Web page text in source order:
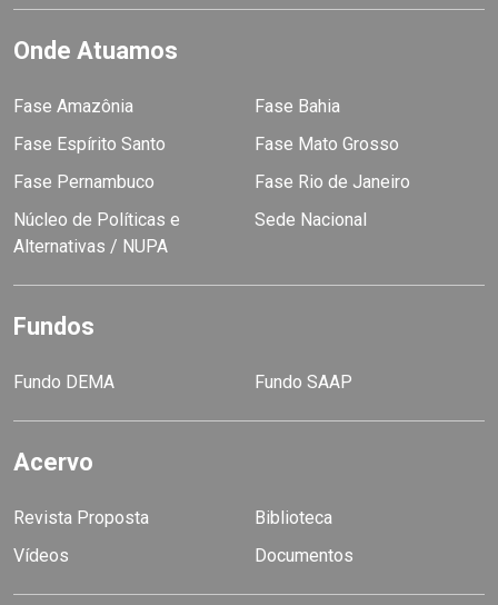
Onde Atuamos
Fase Amazônia
Fase Bahia
Fase Espírito Santo
Fase Mato Grosso
Fase Pernambuco
Fase Rio de Janeiro
Núcleo de Políticas e
Alternativas / NUPA
Sede Nacional
Fundos
Fundo DEMA Fundo SAAP
Acervo
Revista Proposta
Biblioteca
Vídeos
Documentos